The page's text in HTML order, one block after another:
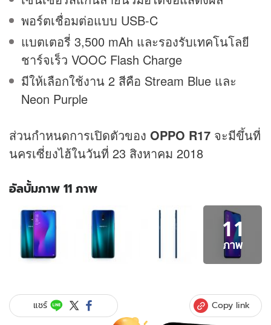
พอร์ตเชื่อมต่อแบบ USB-C
แบตเตอรี่ 3,500 mAh และรองรับเทคโนโลยี
ชาร์จเร็ว VOOC Flash Charge
มีให้เลือกใช้งาน 2 สีคือ Stream Blue และ
Neon Purple
ส่วนกำหนดการเปิดตัวของ OPPO R17 จะมีขึ้นที่
นครเซี่ยงไฮ้ในวันที่ 23 สิงหาคม 2018
อัลบั้มภาพ 11 ภาพ
อัลบั้ม
ภาพ
ของ
"OPPO
R17"
11
ภาพ
แชร์ Copy link